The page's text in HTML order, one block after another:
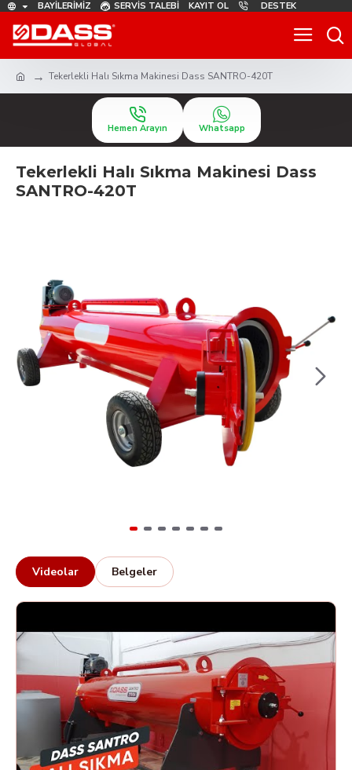
BAYILERIMIZ SERVIS TALEBI KAYIT OL DESTEK
Tekerlekli Halı Sıkma Makinesi Dass SANTRO-420T
Hemen Arayın Whatsapp
Tekerlekli Halı Sıkma Makinesi Dass
SANTRO-420T
Videolar Belgeler